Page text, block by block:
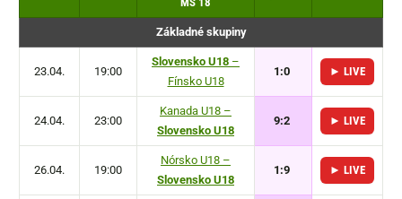
Základné skupiny
23.04. 19:00
Slovensko U18 –
Fínsko U18
1:0 ► LIVE
24.04. 23:00
Kanada U18 –
Slovensko U18
9:2 ► LIVE
26.04. 19:00
Nórsko U18 –
Slovensko U18
1:9 ► LIVE